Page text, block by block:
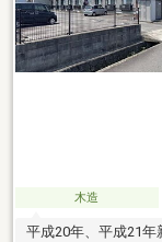
木造
平成20年、平成21年